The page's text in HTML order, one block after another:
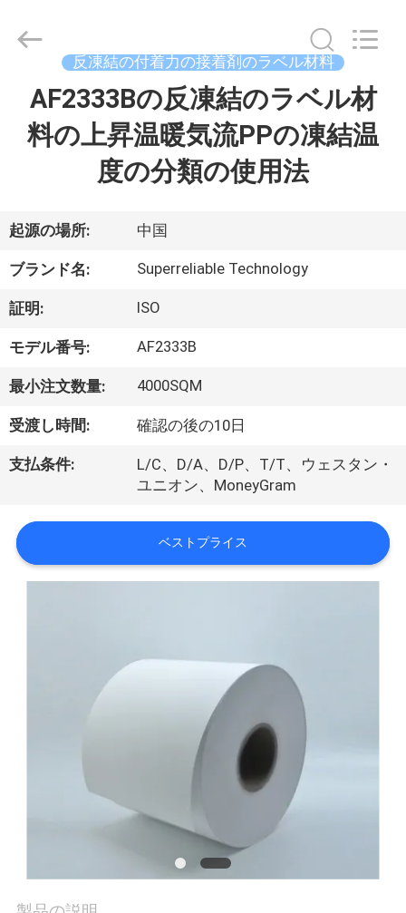
ビ
デ
オ
私
達
に
い
て
SUPERRELIABLE
CO,LTD.
Reserved.
反凍結の付着力の接着剤のラベル材料
AF2333Bの反凍結のラベル材
料の上昇温暖気流PPの凍結温
度の分類の使用法
起源の場所: 中国
ブランド名: Superreliable Technology
証明: ISO
モデル番号: AF2333B
最小注文数量: 4000SQM
受渡し時間: 確認の後の10日
支払条件:
L/C、D/A、D/P、T/T、ウェスタン・
ユニオン、MoneyGram
ベストプライス